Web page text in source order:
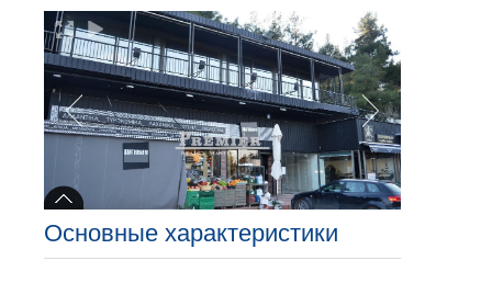
Основные характеристики